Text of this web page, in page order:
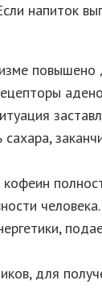
напиток
человека.
для